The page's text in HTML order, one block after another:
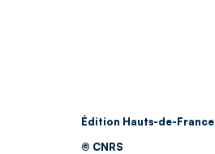
Édition Hauts-de-France
© CNRS